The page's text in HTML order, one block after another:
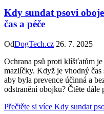
Kdy sundat psovi
čas a péče
OdDogTech.cz 26. 7. 2025
Ochrana psů proti klíšťatům je
mazlíčky. Když je vhodný
aby byla prevence účinná a
odstranění obojku? Čtěte dále
Přečtěte si více Kdy sundat